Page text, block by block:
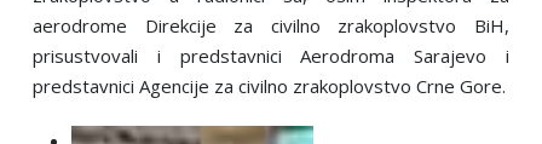
aerodrome Direkcije za civilno zrakoplovstvo BiH,
prisustvovali i predstavnici Aerodroma Sarajevo i
predstavnici Agencije za civilno zrakoplovstvo Crne Gore.